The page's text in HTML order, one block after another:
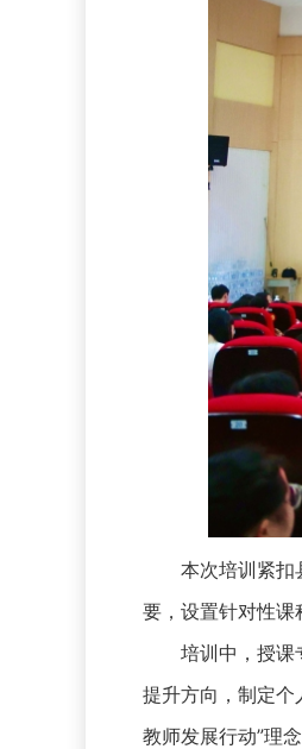
本次培训紧扣县
要，设置针对性课
培训中，授课专
提升方向，制定个
教师发展行动”理